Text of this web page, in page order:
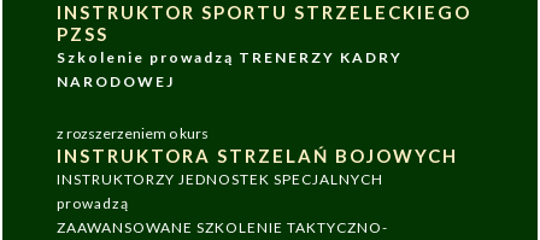
INSTRUKTOR SPORTU STRZELECKIEGO
PZSS
Szkolenie prowadzą TRENERZY KADRY
NARODOWEJ
z rozszerzeniem o kurs
INSTRUKTORA STRZELAŃ BOJOWYCH
INSTRUKTORZY JEDNOSTEK SPECJALNYCH
prowadzą
ZAAWANSOWANE SZKOLENIE TAKTYCZNO-